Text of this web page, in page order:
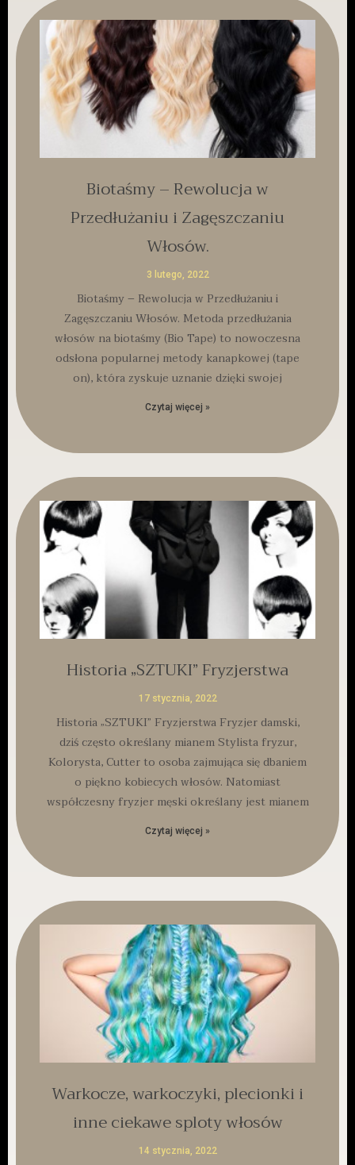
Biotaśmy – Rewolucja w
Przedłużaniu i Zagęszczaniu
Włosów.
3 lutego, 2022
Biotaśmy – Rewolucja w Przedłużaniu i
Zagęszczaniu Włosów. Metoda przedłużania
włosów na biotaśmy (Bio Tape) to nowoczesna
odsłona popularnej metody kanapkowej (tape
on), która zyskuje uznanie dzięki swojej
Czytaj więcej »
Historia „SZTUKI” Fryzjerstwa
17 stycznia, 2022
Historia „SZTUKI” Fryzjerstwa Fryzjer damski,
dziś często określany mianem Stylista fryzur,
Kolorysta, Cutter to osoba zajmująca się dbaniem
o piękno kobiecych włosów. Natomiast
współczesny fryzjer męski określany jest mianem
Czytaj więcej »
Warkocze, warkoczyki, plecionki i
inne ciekawe sploty włosów
14 stycznia, 2022